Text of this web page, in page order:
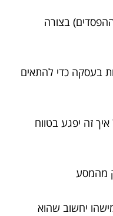
בצורה
בעסקה כדי להתאים
זה יפגע בטווח
מהמסע
יחשוב שהוא